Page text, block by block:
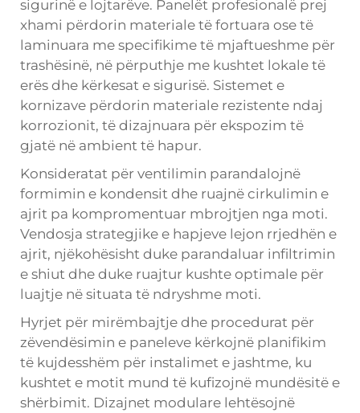
sigurinë e lojtarëve. Panelët profesionalë prej
xhami përdorin materiale të fortuara ose të
laminuara me specifikime të mjaftueshme për
trashësinë, në përputhje me kushtet lokale të
erës dhe kërkesat e sigurisë. Sistemet e
kornizave përdorin materiale rezistente ndaj
korrozionit, të dizajnuara për ekspozim të
gjatë në ambient të hapur.
Konsideratat për ventilimin parandalojnë
formimin e kondensit dhe ruajnë cirkulimin e
ajrit pa kompromentuar mbrojtjen nga moti.
Vendosja strategjike e hapjeve lejon rrjedhën e
ajrit, njëkohësisht duke parandaluar infiltrimin
e shiut dhe duke ruajtur kushte optimale për
luajtje në situata të ndryshme moti.
Hyrjet për mirëmbajtje dhe procedurat për
zëvendësimin e paneleve kërkojnë planifikim
të kujdesshëm për instalimet e jashtme, ku
kushtet e motit mund të kufizojnë mundësitë e
shërbimit. Dizajnet modulare lehtësojnë